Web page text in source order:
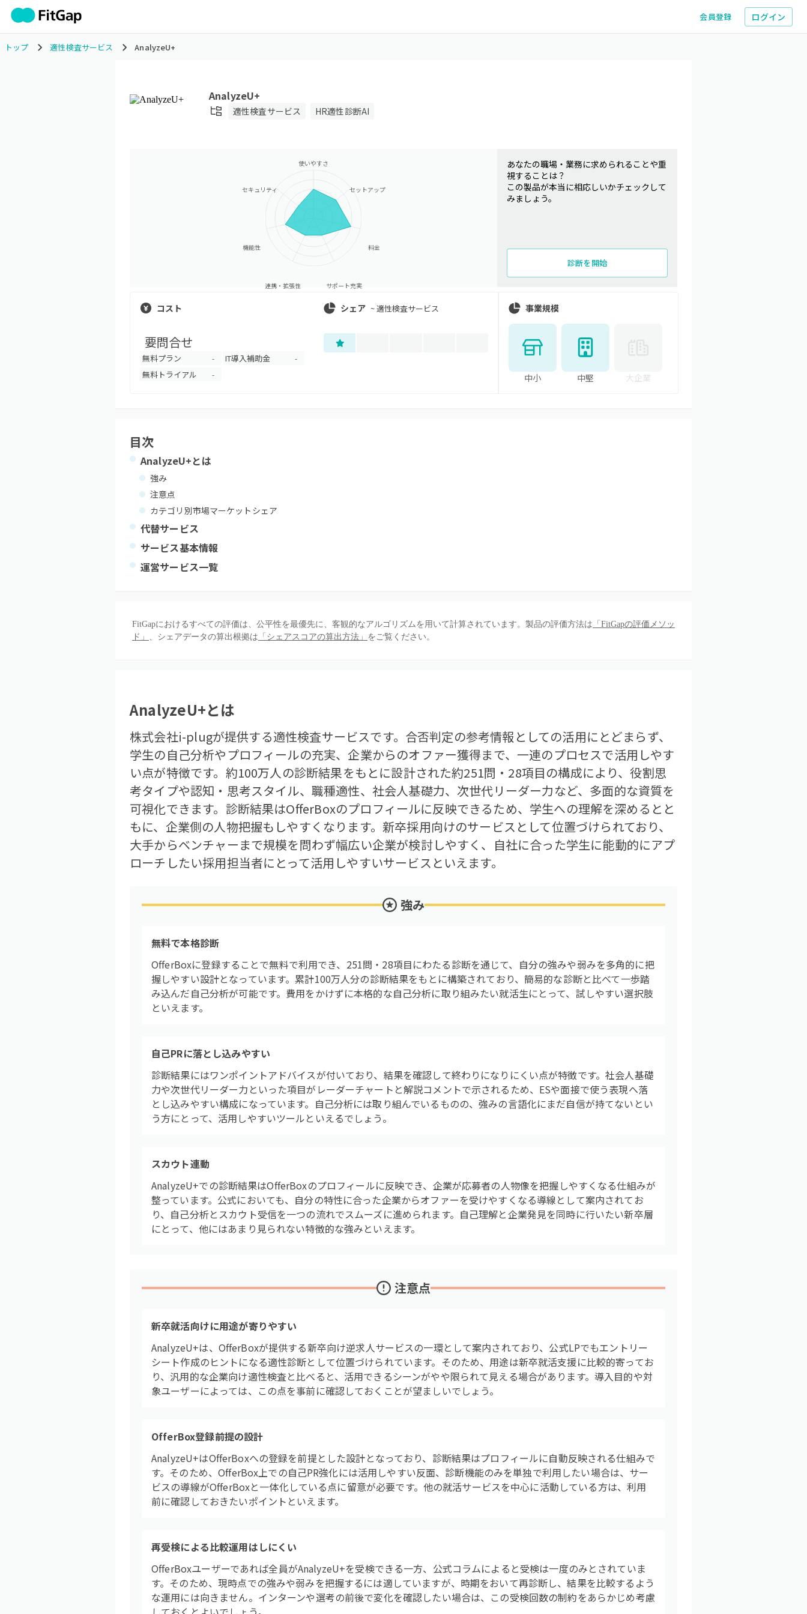
会員登録 ログイン
トップ 適性検査サービス AnalyzeU+
AnalyzeU+
適性検査サービス HR適性診断AI
使いやすさ
セットアップ
料金
サポート充実
連携・拡張性
機能性
セキュリティ
あなたの職場・業務に求められることや重
視することは？
この製品が本当に相応しいかチェックして
みましょう。
診断を開始
コスト
要問合せ
無料プラン - IT導入補助金 -
無料トライアル -
シェア ~適性検査サービス 事業規模
中小 中堅 大企業
目次
AnalyzeU+とは
強み
注意点
カテゴリ別市場マーケットシェア
代替サービス
サービス基本情報
運営サービス一覧
FitGapにおけるすべての評価は、公平性を最優先に、客観的なアルゴリズムを用いて計算されています。製品の評価方法は 「FitGapの評価メソッ
ド」 、シェアデータの算出根拠は 「シェアスコアの算出方法」 をご覧ください。
AnalyzeU+とは
株式会社i-plugが提供する適性検査サービスです。合否判定の参考情報としての活用にとどまらず、
学生の自己分析やプロフィールの充実、企業からのオファー獲得まで、一連のプロセスで活用しやす
い点が特徴です。約100万人の診断結果をもとに設計された約251問・28項目の構成により、役割思
考タイプや認知・思考スタイル、職種適性、社会人基礎力、次世代リーダー力など、多面的な資質を
可視化できます。診断結果はOfferBoxのプロフィールに反映できるため、学生への理解を深めるとと
もに、企業側の人物把握もしやすくなります。新卒採用向けのサービスとして位置づけられており、
大手からベンチャーまで規模を問わず幅広い企業が検討しやすく、自社に合った学生に能動的にアプ
ローチしたい採用担当者にとって活用しやすいサービスといえます。
強み
無料で本格診断
OfferBoxに登録することで無料で利用でき、251問・28項目にわたる診断を通じて、自分の強みや弱みを多角的に把
握しやすい設計となっています。累計100万人分の診断結果をもとに構築されており、簡易的な診断と比べて一歩踏
み込んだ自己分析が可能です。費用をかけずに本格的な自己分析に取り組みたい就活生にとって、試しやすい選択肢
といえます。
自己PRに落とし込みやすい
診断結果にはワンポイントアドバイスが付いており、結果を確認して終わりになりにくい点が特徴です。社会人基礎
力や次世代リーダー力といった項目がレーダーチャートと解説コメントで示されるため、ESや面接で使う表現へ落
とし込みやすい構成になっています。自己分析には取り組んでいるものの、強みの言語化にまだ自信が持てないとい
う方にとって、活用しやすいツールといえるでしょう。
スカウト連動
AnalyzeU+での診断結果はOfferBoxのプロフィールに反映でき、企業が応募者の人物像を把握しやすくなる仕組みが
整っています。公式においても、自分の特性に合った企業からオファーを受けやすくなる導線として案内されてお
り、自己分析とスカウト受信を一つの流れでスムーズに進められます。自己理解と企業発見を同時に行いたい新卒層
にとって、他にはあまり見られない特徴的な強みといえます。
注意点
新卒就活向けに用途が寄りやすい
AnalyzeU+は、OfferBoxが提供する新卒向け逆求人サービスの一環として案内されており、公式LPでもエントリー
シート作成のヒントになる適性診断として位置づけられています。そのため、用途は新卒就活支援に比較的寄ってお
り、汎用的な企業向け適性検査と比べると、活用できるシーンがやや限られて見える場合があります。導入目的や対
象ユーザーによっては、この点を事前に確認しておくことが望ましいでしょう。
OfferBox登録前提の設計
AnalyzeU+はOfferBoxへの登録を前提とした設計となっており、診断結果はプロフィールに自動反映される仕組みで
す。そのため、OfferBox上での自己PR強化には活用しやすい反面、診断機能のみを単独で利用したい場合は、サー
ビスの導線がOfferBoxと一体化している点に留意が必要です。他の就活サービスを中心に活動している方は、利用
前に確認しておきたいポイントといえます。
再受検による比較運用はしにくい
OfferBoxユーザーであれば全員がAnalyzeU+を受検できる一方、公式コラムによると受検は一度のみとされていま
す。そのため、現時点での強みや弱みを把握するには適していますが、時期をおいて再診断し、結果を比較するよう
な運用には向きません。インターンや選考の前後で変化を確認したい場合は、この受検回数の制約をあらかじめ考慮